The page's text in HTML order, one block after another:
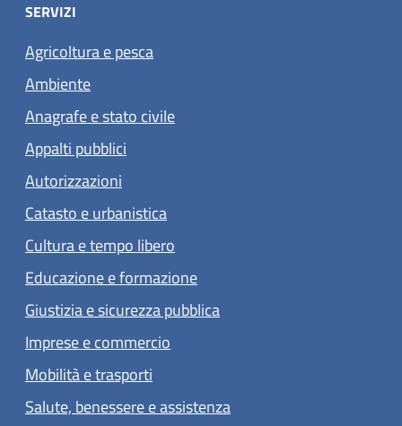
SERVIZI
Agricoltura e pesca
Ambiente
Anagrafe e stato civile
Appalti pubblici
Autorizzazioni
Catasto e urbanistica
Cultura e tempo libero
Educazione e formazione
Giustizia e sicurezza pubblica
Imprese e commercio
Mobilità e trasporti
Salute, benessere e assistenza